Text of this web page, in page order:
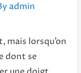
admin
lorsqu’on
dont se